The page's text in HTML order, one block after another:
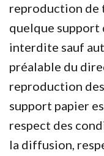
reproduction de
quelque
interdite sauf
préalable du
reproduction
support papier
respect des
la diffusion,